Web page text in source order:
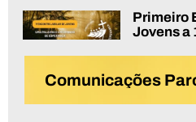
Primeiro
Jovens a
Comunicações